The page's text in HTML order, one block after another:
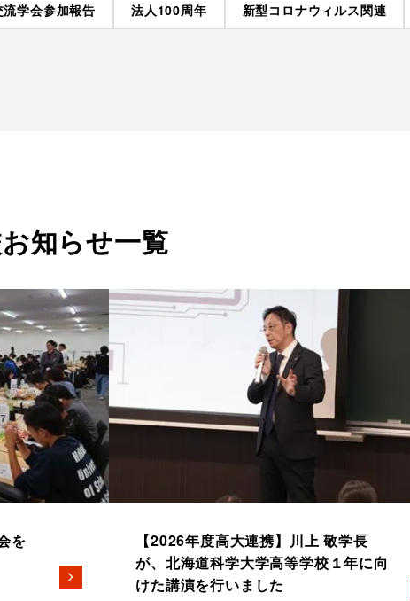
流学会参加報告 法人100周年 新型コロナウィルス関連
お知らせ一覧
を
【2026年度高大連携】川上 敬学長
が、北海道科学大学高等学校１年に向
けた講演を行いました